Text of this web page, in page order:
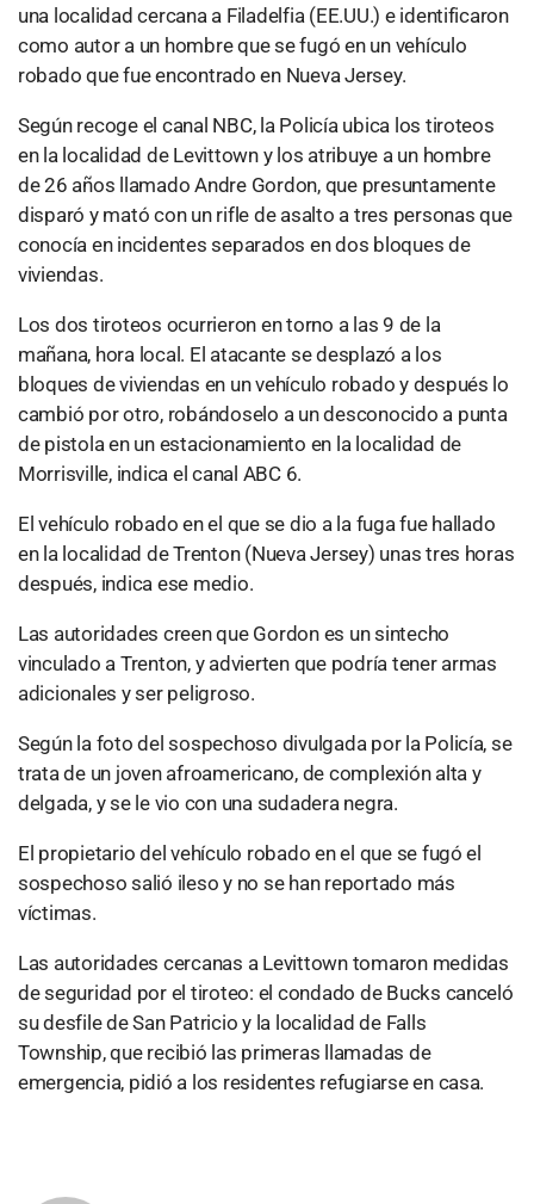
una localidad cercana a Filadelfia (EE.UU.) e identificaron
como autor a un hombre que se fugó en un vehículo
robado que fue encontrado en Nueva Jersey.
Según recoge el canal NBC, la Policía ubica los tiroteos
en la localidad de Levittown y los atribuye a un hombre
de 26 años llamado Andre Gordon, que presuntamente
disparó y mató con un rifle de asalto a tres personas que
conocía en incidentes separados en dos bloques de
viviendas.
Los dos tiroteos ocurrieron en torno a las 9 de la
mañana, hora local. El atacante se desplazó a los
bloques de viviendas en un vehículo robado y después lo
cambió por otro, robándoselo a un desconocido a punta
de pistola en un estacionamiento en la localidad de
Morrisville, indica el canal ABC 6.
El vehículo robado en el que se dio a la fuga fue hallado
en la localidad de Trenton (Nueva Jersey) unas tres horas
después, indica ese medio.
Las autoridades creen que Gordon es un sintecho
vinculado a Trenton, y advierten que podría tener armas
adicionales y ser peligroso.
Según la foto del sospechoso divulgada por la Policía, se
trata de un joven afroamericano, de complexión alta y
delgada, y se le vio con una sudadera negra.
El propietario del vehículo robado en el que se fugó el
sospechoso salió ileso y no se han reportado más
víctimas.
Las autoridades cercanas a Levittown tomaron medidas
de seguridad por el tiroteo: el condado de Bucks canceló
su desfile de San Patricio y la localidad de Falls
Township, que recibió las primeras llamadas de
emergencia, pidió a los residentes refugiarse en casa.